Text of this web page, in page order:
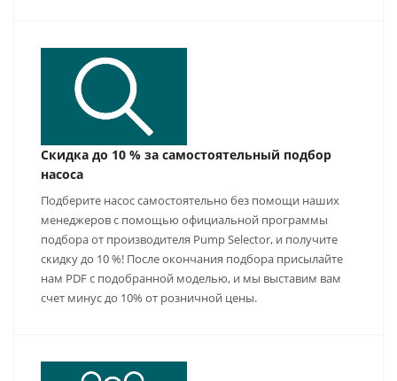
Скидка до 10 % за самостоятельный подбор
насоса
Подберите насос самостоятельно без помощи наших
менеджеров с помощью официальной программы
подбора от производителя Pump Selector, и получите
скидку до 10 %! После окончания подбора присылайте
нам PDF с подобранной моделью, и мы выставим вам
счет минус до 10% от розничной цены.